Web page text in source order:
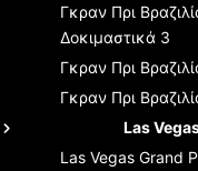
Γκραν Πρι
Δοκιμαστικά 3
Γκραν Πρι
Γκραν Πρι
Las
Las Vegas Grand